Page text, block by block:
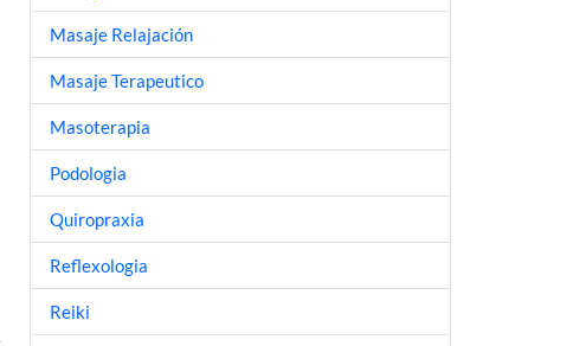
Masaje Relajación
Masaje Terapeutico
Masoterapia
Podologia
Quiropraxia
Reflexologia
Reiki